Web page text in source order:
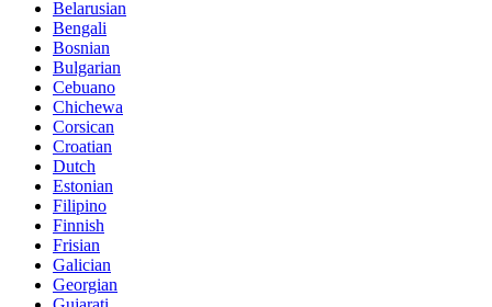
Belarusian
Bengali
Bosnian
Bulgarian
Cebuano
Chichewa
Corsican
Croatian
Dutch
Estonian
Filipino
Finnish
Frisian
Galician
Georgian